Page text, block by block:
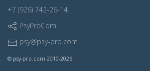
+7 (926) 742-26-14
PsyProCom
psy@psy-pro.com
© psy-pro.com 2010-2026